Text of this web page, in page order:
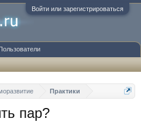
Войти или зарегистрироваться
Практики
пар?